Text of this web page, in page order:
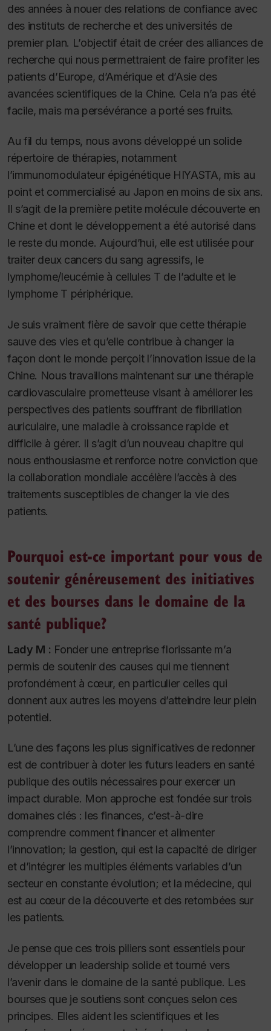
des années à nouer des relations de confiance avec
des instituts de recherche et des universités de
premier plan. L’objectif était de créer des alliances de
recherche qui nous permettraient de faire profiter les
patients d’Europe, d’Amérique et d’Asie des
avancées scientifiques de la Chine. Cela n’a pas été
facile, mais ma persévérance a porté ses fruits.
Au fil du temps, nous avons développé un solide
répertoire de thérapies, notamment
l’immunomodulateur épigénétique HIYASTA, mis au
point et commercialisé au Japon en moins de six ans.
Il s’agit de la première petite molécule découverte en
Chine et dont le développement a été autorisé dans
le reste du monde. Aujourd’hui, elle est utilisée pour
traiter deux cancers du sang agressifs, le
lymphome/leucémie à cellules T de l’adulte et le
lymphome T périphérique.
Je suis vraiment fière de savoir que cette thérapie
sauve des vies et qu’elle contribue à changer la
façon dont le monde perçoit l’innovation issue de la
Chine. Nous travaillons maintenant sur une thérapie
cardiovasculaire prometteuse visant à améliorer les
perspectives des patients souffrant de fibrillation
auriculaire, une maladie à croissance rapide et
difficile à gérer. Il s’agit d’un nouveau chapitre qui
nous enthousiasme et renforce notre conviction que
la collaboration mondiale accélère l’accès à des
traitements susceptibles de changer la vie des
patients.
Pourquoi est-ce important pour vous de
soutenir généreusement des initiatives
et des bourses dans le domaine de la
santé publique?
Lady M : Fonder une entreprise florissante m’a
permis de soutenir des causes qui me tiennent
profondément à cœur, en particulier celles qui
donnent aux autres les moyens d’atteindre leur plein
potentiel.
L’une des façons les plus significatives de redonner
est de contribuer à doter les futurs leaders en santé
publique des outils nécessaires pour exercer un
impact durable. Mon approche est fondée sur trois
domaines clés : les finances, c’est-à-dire
comprendre comment financer et alimenter
l’innovation; la gestion, qui est la capacité de diriger
et d’intégrer les multiples éléments variables d’un
secteur en constante évolution; et la médecine, qui
est au cœur de la découverte et des retombées sur
les patients.
Je pense que ces trois piliers sont essentiels pour
développer un leadership solide et tourné vers
l’avenir dans le domaine de la santé publique. Les
bourses que je soutiens sont conçues selon ces
principes. Elles aident les scientifiques et les